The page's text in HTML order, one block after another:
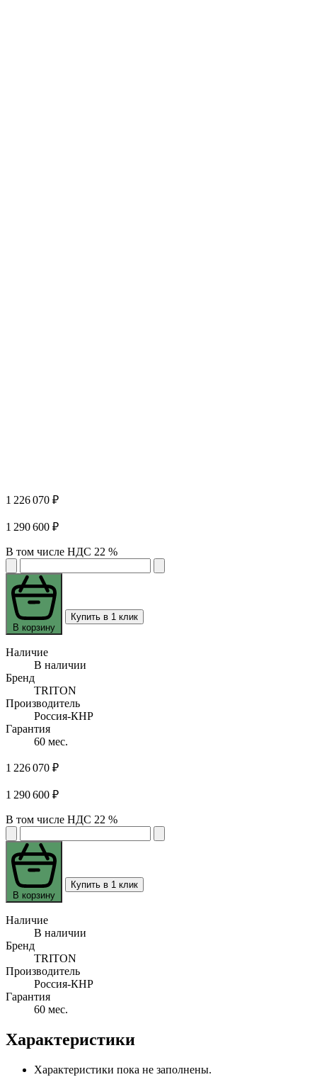
1 226 070 ₽
1 290 600 ₽
В том числе НДС 22 %
В корзину
Купить в 1 клик
Наличие
В наличии
Бренд
TRITON
Производитель
Россия-КНР
Гарантия
60 мес.
1 226 070 ₽
1 290 600 ₽
В том числе НДС 22 %
В корзину
Купить в 1 клик
Наличие
В наличии
Бренд
TRITON
Производитель
Россия-КНР
Гарантия
60 мес.
Характеристики
Характеристики пока не заполнены.